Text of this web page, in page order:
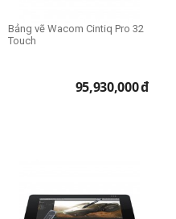
Bảng vẽ Wacom Cintiq Pro 32
Touch
95,930,000đ